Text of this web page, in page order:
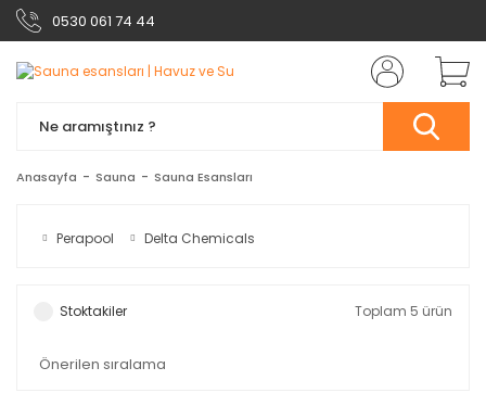
0530 061 74 44
Anasayfa Sauna Sauna Esansları
Perapool Delta Chemicals
Stoktakiler Toplam 5 ürün